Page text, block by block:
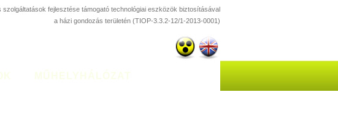
szolgáltatások fejlesztése támogató technológiai eszközök biztosításával
a házi gondozás területén (TIOP-3.3.2-12/1-2013-0001)
MŰHELYHÁLÓZAT